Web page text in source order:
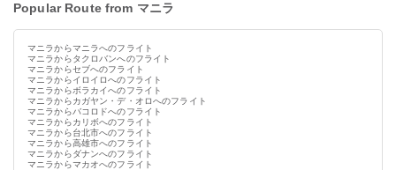
Popular Route from マニラ
マニラからマニラへのフライト
マニラからタクロバンへのフライト
マニラからセブへのフライト
マニラからイロイロへのフライト
マニラからボラカイへのフライト
マニラからカガヤン・デ・オロへのフライト
マニラからバコロドへのフライト
マニラからカリボへのフライト
マニラから台北市へのフライト
マニラから高雄市へのフライト
マニラからダナンへのフライト
マニラからマカオへのフライト